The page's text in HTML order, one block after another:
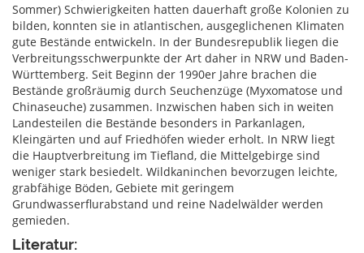
Sommer) Schwierigkeiten hatten dauerhaft große Kolonien zu
bilden, konnten sie in atlantischen, ausgeglichenen Klimaten
gute Bestände entwickeln. In der Bundesrepublik liegen die
Verbreitungsschwerpunkte der Art daher in NRW und Baden-
Württemberg. Seit Beginn der 1990er Jahre brachen die
Bestände großräumig durch Seuchenzüge (Myxomatose und
Chinaseuche) zusammen. Inzwischen haben sich in weiten
Landesteilen die Bestände besonders in Parkanlagen,
Kleingärten und auf Friedhöfen wieder erholt. In NRW liegt
die Hauptverbreitung im Tiefland, die Mittelgebirge sind
weniger stark besiedelt. Wildkaninchen bevorzugen leichte,
grabfähige Böden, Gebiete mit geringem
Grundwasserflurabstand und reine Nadelwälder werden
gemieden.
Literatur: